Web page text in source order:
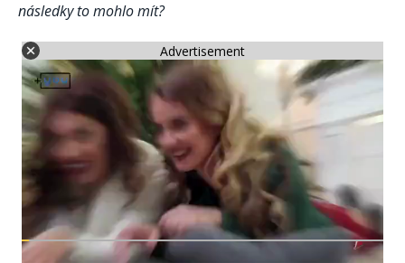
následky to mohlo mít?
Advertisement